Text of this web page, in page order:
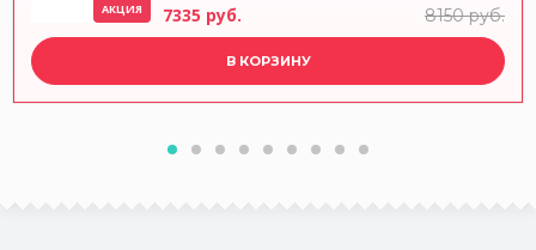
АКЦИЯ 7335 руб. 8150 руб.
В КОРЗИНУ